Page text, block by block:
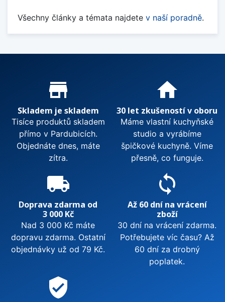
Všechny články a témata najdete v naší poradně.
Proč nakupovat u nás?
store_mall_directory
Skladem je skladem
Tisíce produktů skladem
přímo v Pardubicích.
Objednáte dnes, máte
zítra.
home
30 let zkušeností v oboru
Máme vlastní kuchyňské
studio a vyrábíme
špičkové kuchyně. Víme
přesně, co funguje.
local_shipping
Doprava zdarma od
3 000 Kč
Nad 3 000 Kč máte
dopravu zdarma. Ostatní
objednávky už od 79 Kč.
sync
Až 60 dní na vrácení
zboží
30 dní na vrácení zdarma.
Potřebujete víc času? Až
60 dní za drobný
poplatek.
verified_user